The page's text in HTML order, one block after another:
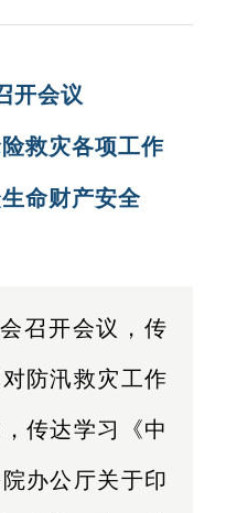
开会议
救灾各项工作
命财产安全
召开会议，传
防汛救灾工作
传达学习《中
办公厅关于印